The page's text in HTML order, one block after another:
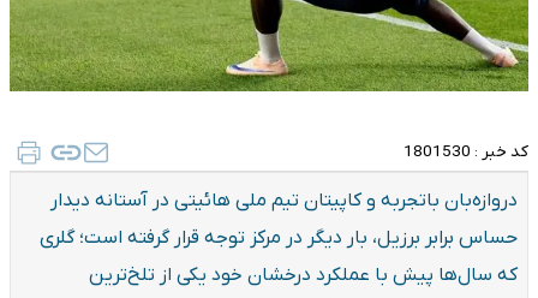
کد خبر : 1801530
دروازه‌بان باتجربه و کاپیتان تیم ملی هائیتی در آستانه دیدار
حساس برابر برزیل، بار دیگر در مرکز توجه قرار گرفته است؛ گلری
که سال‌ها پیش با عملکرد درخشان خود یکی از تلخ‌ترین